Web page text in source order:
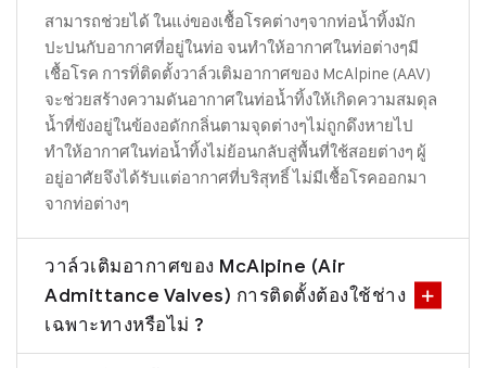
สามารถช่วยได้ ในแง่ของเชื้อโรคต่างๆจากท่อน้ำทิ้งมัก
ปะปนกับอากาศที่อยู่ในท่อ จนทำให้อากาศในท่อต่างๆมี
เชื้อโรค การทิ่ติดตั้งวาล์วเติมอากาศของ McAlpine (AAV)
จะช่วยสร้างความดันอากาศในท่อน้ำทิ้งให้เกิดความสมดุล
น้ำที่ขังอยู่ในข้องอดักกลิ่นตามจุดต่างๆไม่ถูกดึงหายไป
ทำให้อากาศในท่อน้ำทิ้งไม่ย้อนกลับสู่พื้นที่ใช้สอยต่างๆ ผู้
อยู่อาศัยจึงได้รับแต่อากาศที่บริสุทธิ์ ไม่มีเชื้อโรคออกมา
จากท่อต่างๆ
วาล์วเติมอากาศของ McAlpine (Air
Admittance Valves) การติดตั้งต้องใช้ช่าง
เฉพาะทางหรือไม่ ?